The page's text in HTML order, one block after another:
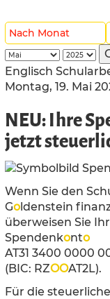
Nach Monat
Englisch
Montag, 19. Mai
NEU: Ihre
jetzt
Wenn Sie den
Goldenstein
überweisen Sie
Spendenkonto
AT31 3400 0000
(BIC: RZOOAT2L).
Für die